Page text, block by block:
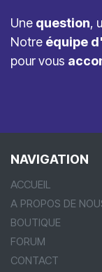
Une question,
Notre équipe
pour vous
NAVIGATION
ACCUEIL
A PROPOS DE
BOUTIQUE
FORUM
CONTACT